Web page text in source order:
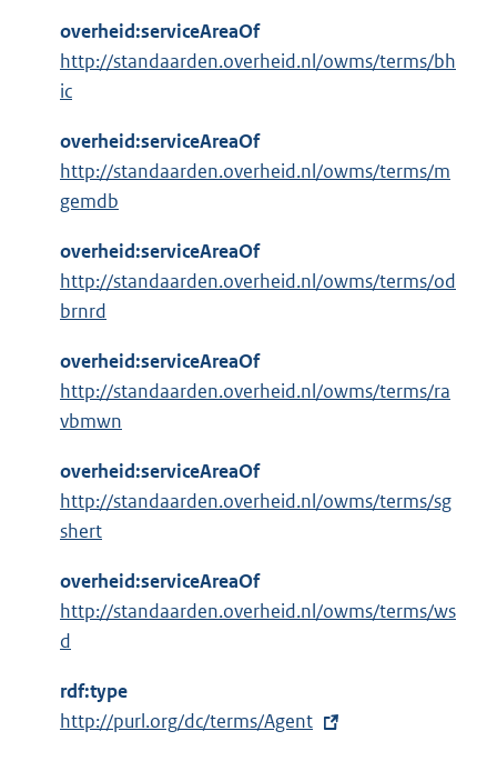
overheid:serviceAreaOf
http://standaarden.overheid.nl/owms/terms/bh
ic
overheid:serviceAreaOf
http://standaarden.overheid.nl/owms/terms/m
gemdb
overheid:serviceAreaOf
http://standaarden.overheid.nl/owms/terms/od
brnrd
overheid:serviceAreaOf
http://standaarden.overheid.nl/owms/terms/ra
vbmwn
overheid:serviceAreaOf
http://standaarden.overheid.nl/owms/terms/sg
shert
overheid:serviceAreaOf
http://standaarden.overheid.nl/owms/terms/ws
d
rdf:type
E
http://purl.org/dc/terms/Agent